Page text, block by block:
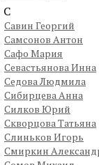
С
Савин Георгий
Самсонов Антон
Сафо Мария
Севастьянова Инна
Седова Людмила
Сибирцева Анна
Силков Юрий
Скворцова Татьяна
Слиньков Игорь
Смиркин